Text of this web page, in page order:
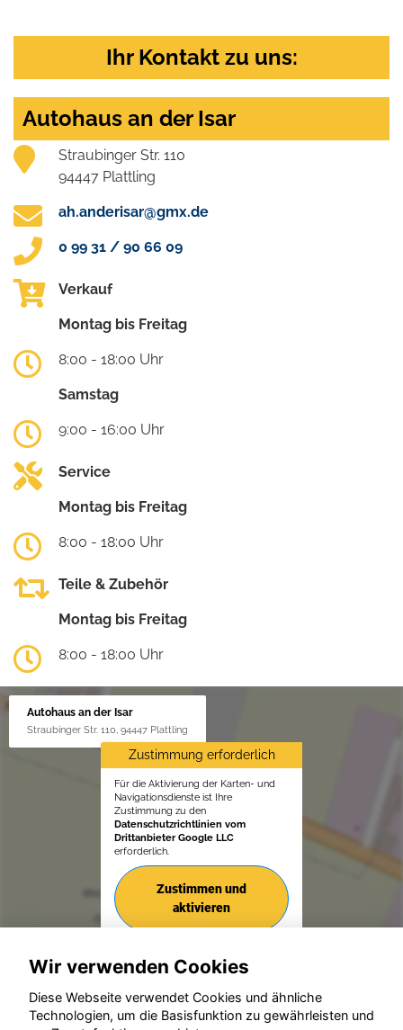
Ihr Kontakt zu uns:
Autohaus an der Isar
Straubinger Str. 110
94447 Plattling
ah.anderisar@gmx.de
0 99 31 / 90 66 09
Verkauf
Montag bis Freitag
8:00 - 18:00 Uhr
Samstag
9:00 - 16:00 Uhr
Service
Montag bis Freitag
8:00 - 18:00 Uhr
Teile & Zubehör
Montag bis Freitag
8:00 - 18:00 Uhr
Autohaus an der Isar
Straubinger Str. 110, 94447 Plattling
Zustimmung erforderlich
Für die Aktivierung der Karten- und
Navigationsdienste ist Ihre
Zustimmung zu den
Datenschutzrichtlinien vom
Drittanbieter Google LLC
erforderlich.
Zustimmen und
aktivieren
Wir verwenden Cookies
Diese Webseite verwendet Cookies und ähnliche
Technologien, um die Basisfunktion zu gewährleisten und